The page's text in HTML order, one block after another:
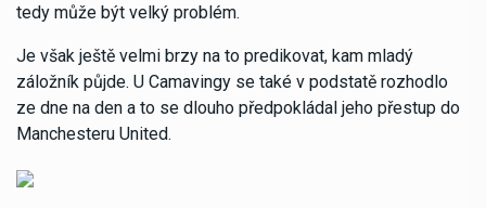
tedy může být velký problém.
Je však ještě velmi brzy na to predikovat, kam mladý
záložník půjde. U Camavingy se také v podstatě rozhodlo
ze dne na den a to se dlouho předpokládal jeho přestup do
Manchesteru United.